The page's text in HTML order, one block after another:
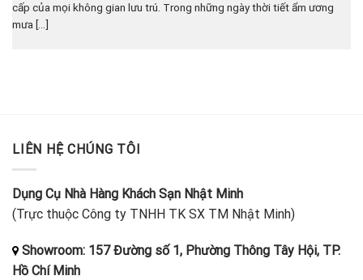
cấp của mọi không gian lưu trú. Trong những ngày thời tiết ẩm ương
mưa [...]
LIÊN HỆ CHÚNG TÔI
Dụng Cụ Nhà Hàng Khách Sạn Nhật Minh
(Trực thuộc Công ty TNHH TK SX TM Nhật Minh)
Showroom: 157 Đường số 1, Phường Thông Tây Hội, TP.
Hồ Chí Minh